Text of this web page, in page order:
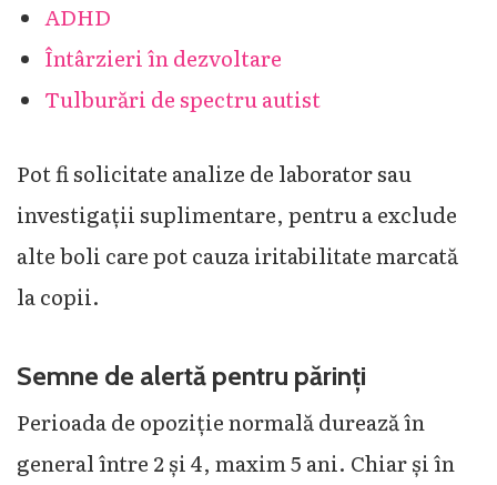
ADHD
Întârzieri în dezvoltare
Tulburări de spectru autist
Pot fi solicitate analize de laborator sau
investigații suplimentare, pentru a exclude
alte boli care pot cauza iritabilitate marcată
la copii.
Semne de alertă pentru părinți
Perioada de opoziție normală durează în
general între 2 și 4, maxim 5 ani. Chiar și în